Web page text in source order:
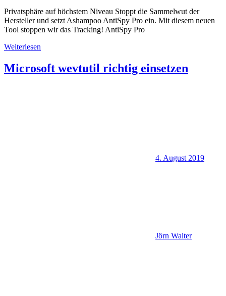
Privatsphäre auf höchstem Niveau Stoppt die Sammelwut der
Hersteller und setzt Ashampoo AntiSpy Pro ein. Mit diesem neuen
Tool stoppen wir das Tracking! AntiSpy Pro
Weiterlesen
Microsoft wevtutil richtig einsetzen
4. August 2019
Jörn Walter